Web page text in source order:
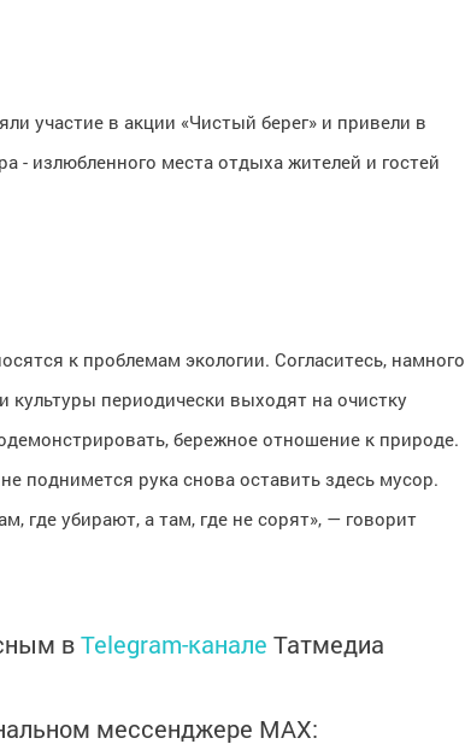
участие в акции «Чистый берег» и привели в
- излюбленного места отдыха жителей и гостей
к проблемам экологии. Согласитесь, намного
культуры периодически выходят на очистку
бережное отношение к природе.
поднимется рука снова оставить здесь мусор.
где убирают, а там, где не сорят», — говорит
вTelegram-канале Татмедиа
мессенджере MАХ: